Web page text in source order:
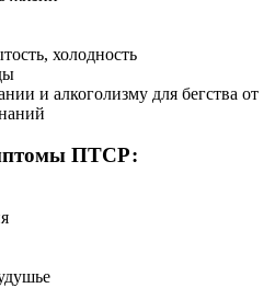
холодность
и алкоголизму для бегства от
ПТСР: